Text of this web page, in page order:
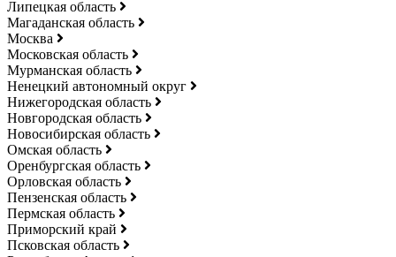
Липецкая область
Магаданская область
Москва
Московская область
Мурманская область
Ненецкий автономный округ
Нижегородская область
Новгородская область
Новосибирская область
Омская область
Оренбургская область
Орловская область
Пензенская область
Пермская область
Приморский край
Псковская область